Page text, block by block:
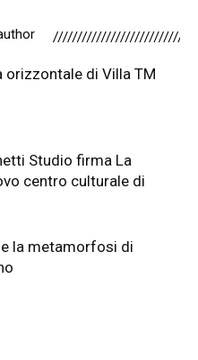
orizzontale di Villa TM
Studio firma La
centro culturale di
e la metamorfosi di